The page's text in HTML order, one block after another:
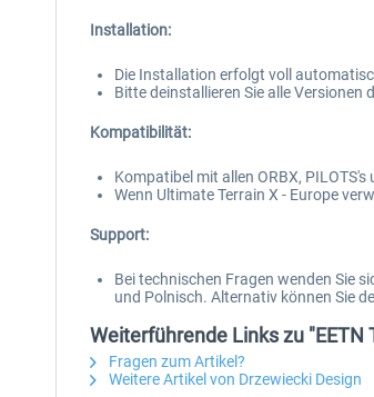
Installation:
Die Installation erfolgt voll
Bitte deinstallieren Sie alle Versionen
Kompatibilität:
Kompatibel mit allen ORBX,
Wenn Ultimate Terrain X - Europe
Support:
Bei technischen Fragen wenden Sie
und Polnisch. Alternativ können Sie
Weiterführende Links zu "EETN
Fragen zum Artikel?
Weitere Artikel von Drzewiecki Design